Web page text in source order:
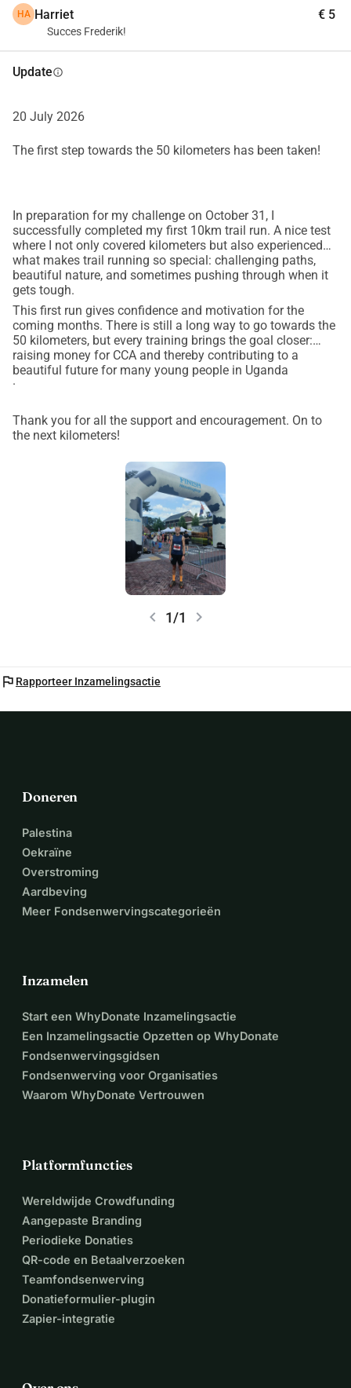
toekomst, meer zelfstandigheid en nieuwe kansen. Met
jouw steun kunnen we daadwerkelijk levens veranderen:
basisonderwijs kan volgen.
middelbare school.
waarmee hij of zij een vak leert en zelfstandig een inkomen
toekomstperspectief voor kinderen en jongeren die anders
achter zouden blijven. Mijn doel is om niet alleen de finish
van deze 50 kilometer te halen, maar ook zoveel mogelijk
kinderen en jongeren dichter bij hun droom van onderwijs
te brengen.
Help jij mee? Sponsor mijn run en geef een kind de kans
om te leren, te groeien en een toekomst op te bouwen.
50 kilometer. Eén missie. Honderden nieuwe kansen.
Samen zetten we elke kilometer om in onderwijs. Iedere
stap telt. Iedere gift maakt verschil. ❤️ Doneer vandaag en
kinderen en jongeren in Uganda.
HA Harriet € 5
Succes Frederik!
Updateinfo
20 July 2026
The first step towards the 50 kilometers has been taken!
In preparation for my challenge on October 31, I
successfully completed my first 10km trail run. A nice test
where I not only covered kilometers but also experienced
what makes trail running so special: challenging paths,
beautiful nature, and sometimes pushing through when it
gets tough.
This first run gives confidence and motivation for the
coming months. There is still a long way to go towards the
50 kilometers, but every training brings the goal closer:
raising money for CCA and thereby contributing to a
beautiful future for many young people in Uganda
.
Thank you for all the support and encouragement. On to
the next kilometers!
chevron_left 1/1 chevron_right
flag Rapporteer Inzamelingsactie
Doneren
Palestina
Oekraïne
Overstroming
Aardbeving
Meer Fondsenwervingscategorieën
Inzamelen
Start een WhyDonate Inzamelingsactie
Een Inzamelingsactie Opzetten op WhyDonate
Fondsenwervingsgidsen
Fondsenwerving voor Organisaties
Waarom WhyDonate Vertrouwen
Platformfuncties
Wereldwijde Crowdfunding
Aangepaste Branding
Periodieke Donaties
QR-code en Betaalverzoeken
Teamfondsenwerving
Donatieformulier-plugin
Zapier-integratie